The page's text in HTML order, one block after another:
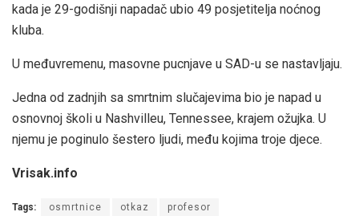
kada je 29-godišnji napadač ubio 49 posjetitelja noćnog
kluba.
U međuvremenu, masovne pucnjave u SAD-u se nastavljaju.
Jedna od zadnjih sa smrtnim slučajevima bio je napad u
osnovnoj školi u Nashvilleu, Tennessee, krajem ožujka. U
njemu je poginulo šestero ljudi, među kojima troje djece.
Vrisak.info
Tags: osmrtnice otkaz profesor